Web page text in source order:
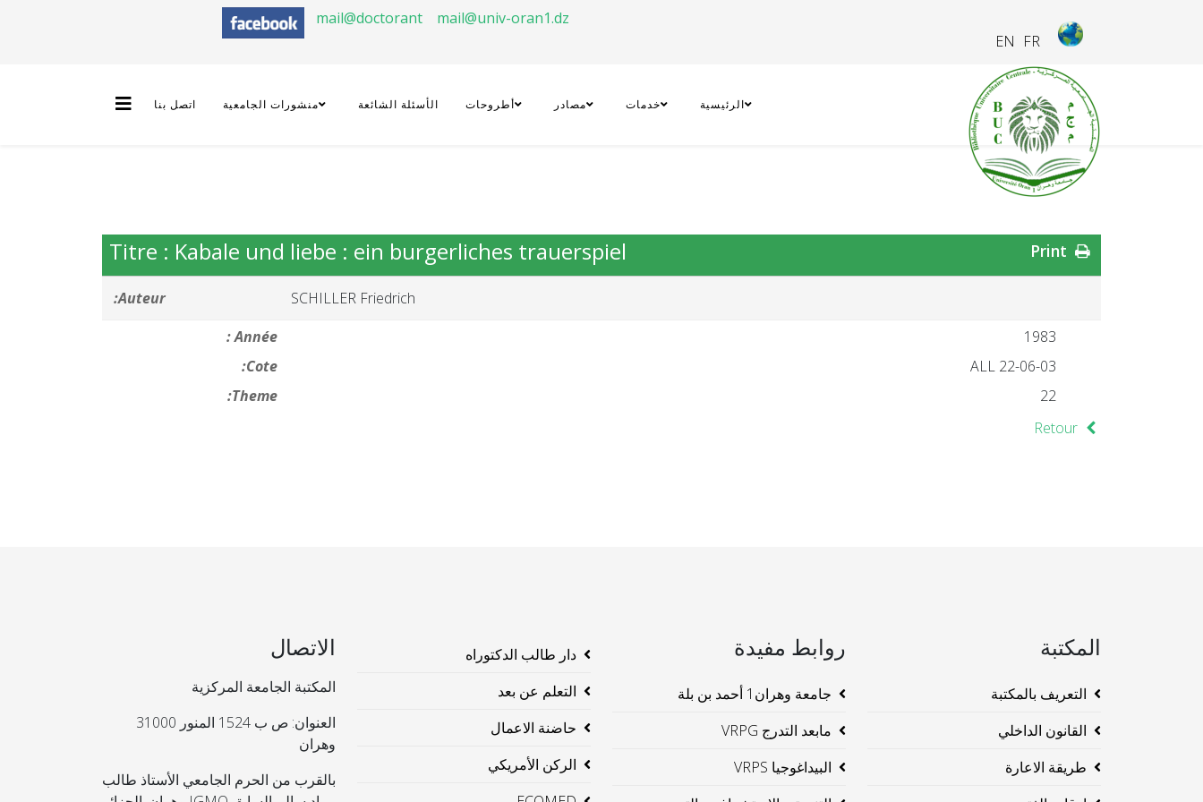
FR
EN
mail@doctorant mail@univ-oran1.dz
الرئيسية خدمات مصادر أطروحات الأسئلة الشائعة منشورات الجامعية اتصل بنا
Titre : Kabale und liebe : ein burgerliches trauerspiel
Auteur:
SCHILLER Friedrich
Année :
1983
Cote:
ALL 22-06-03
Theme:
22
Retour
المكتبة
التعريف بالمكتبة
القانون الداخلي
طريقة الاعارة
روابط مفيدة
جامعة وهران1 أحمد بن بلة
مابعد التدرج VRPG
البيداغوجيا VRPS
دار طالب الدكتوراه
التعلم عن بعد
حاضنة الاعمال
الركن الأمريكي
الاتصال
المكتبة الجامعة المركزية
العنوان: ص ب 1524 المنور 31000
وهران
بالقرب من الحرم الجامعي الأستاذ طالب